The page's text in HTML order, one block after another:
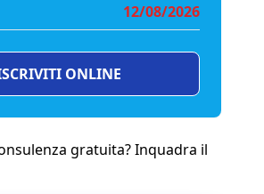
12/08/2026
ONLINE
gratuita? Inquadra il